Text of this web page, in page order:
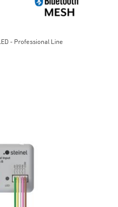
- Professional Line